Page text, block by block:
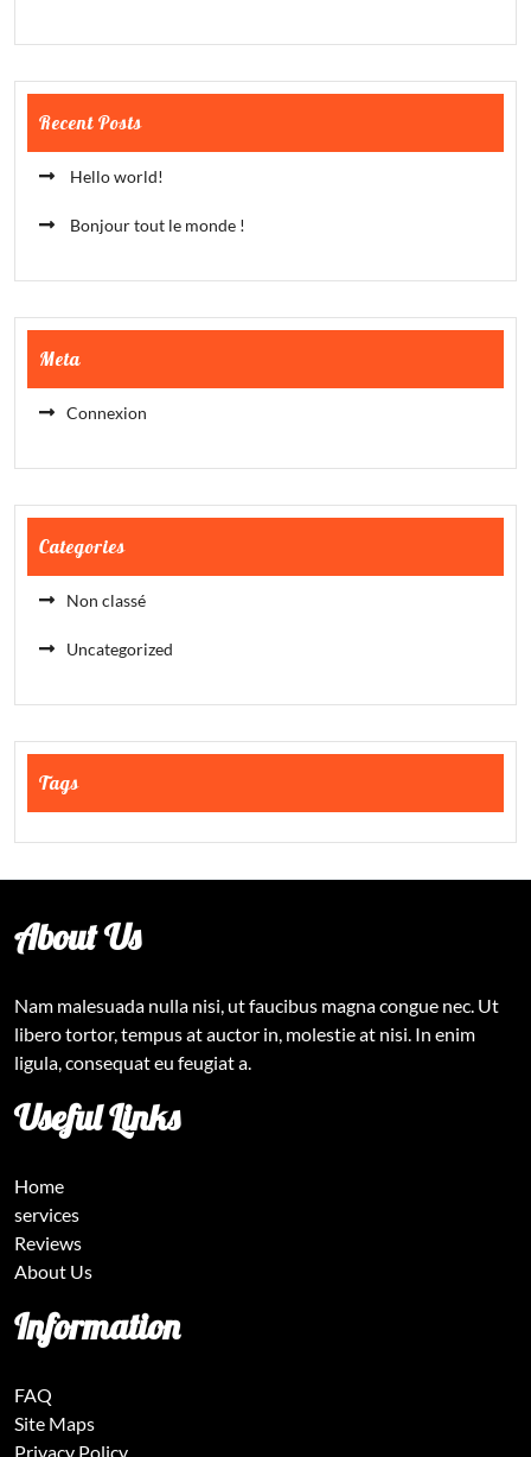
Recent Posts
Hello world!
Bonjour tout le monde !
Meta
Connexion
Categories
Non classé
Uncategorized
Tags
About Us
Nam malesuada nulla nisi, ut faucibus magna congue nec. Ut
libero tortor, tempus at auctor in, molestie at nisi. In enim
ligula, consequat eu feugiat a.
Useful Links
Home
services
Reviews
About Us
Information
FAQ
Site Maps
Privacy Policy